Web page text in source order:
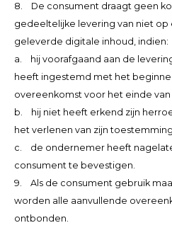
8. De consument draagt geen
gedeeltelijke levering van niet
geleverde digitale inhoud, indien:
a. hij voorafgaand aan de
heeft ingestemd met het
overeenkomst voor het einde
b. hij niet heeft erkend zijn
het verlenen van zijn
c. de ondernemer heeft
consument te bevestigen.
9. Als de consument gebruik
worden alle aanvullende
ontbonden.